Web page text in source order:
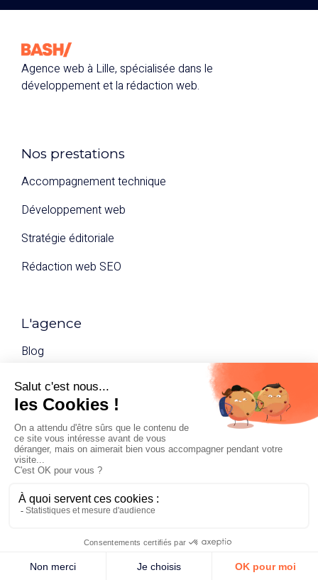
Agence web à Lille, spécialisée dans le
développement et la rédaction web.
Nos prestations
Accompagnement technique
Développement web
Stratégie éditoriale
Rédaction web SEO
L'agence
Blog
Qui sommes-nous ?
Nous contacter
Mentions légales
Politique de confidentialité